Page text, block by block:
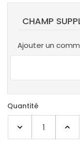
CHAMP
Ajouter un
Quantité